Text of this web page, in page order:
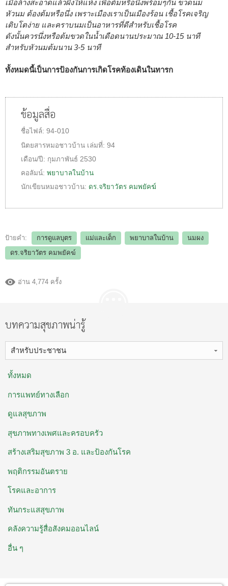
เมื่อล้างสะอาดแล้วผึ่งให้แห้ง เพื่อต้มหรือนึ่งพร้อมๆกัน ขวดนม
หัวนม ต้องต้มหรือนึ่ง เพราะเมืองเราเป็นเมืองร้อน เชื้อโรคเจริญ
เติบโตง่าย และคราบนมเป็นอาหารที่ดีสำหรับเชื้อโรค
ดังนั้นควรนึ่งหรือต้มขวดในน้ำเดือดนานประมาณ 10-15 นาที
สำหรับหัวนมต้มนาน 3-5 นาที
ทั้งหมดนี้เป็นการป้องกันการเกิดโรคท้องเดินในทารก
ข้อมูลสื่อ
ชื่อไฟล์: 94-010
นิตยสารหมอชาวบ้าน เล่มที่: 94
เดือน/ปี: กุมภาพันธ์ 2530
คอลัมน์: พยาบาลในบ้าน
นักเขียนหมอชาวบ้าน: ดร.จริยาวัตร คมพยัคฆ์
ป้ายคำ: การดูแลบุตร แม่และเด็ก พยาบาลในบ้าน
นมผง
ดร.จริยาวัตร คมพยัคฆ์
อ่าน 4,774 ครั้ง
บทความสุขภาพน่ารู้
สำหรับประชาชน
ทั้งหมด
การแพทย์ทางเลือก
ดูแลสุขภาพ
สุขภาพทางเพศและครอบครัว
สร้างเสริมสุขภาพ 3 อ. ​และป้องกันโรค
พฤติกรรมอันตราย
โรคและอาการ
ทันกระแสสุขภาพ
คลังความรู้สื่อสังคมออนไลน์
อื่น ๆ